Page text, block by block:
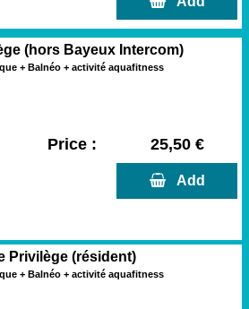
(hors Bayeux Intercom)
+ Balnéo + activité aquafitness
Price : 25,50 €
Add
Privilège (résident)
+ Balnéo + activité aquafitness